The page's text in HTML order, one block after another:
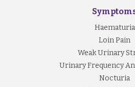
Haematuria
Loin Pain
Weak Urinary
Urinary Frequency
Nocturia